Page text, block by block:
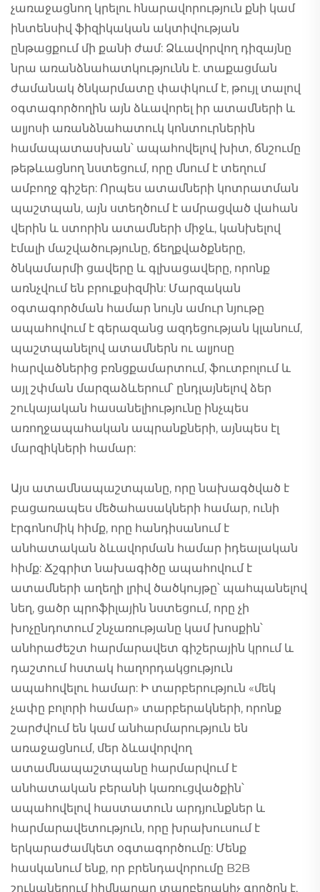
չառաջացնող կրելու հնարավորություն քնի կամ
ինտենսիվ ֆիզիկական ակտիվության
ընթացքում մի քանի ժամ: Ձևավորվող դիզայնը
նրա առանձնահատկությունն է. տաքացման
ժամանակ ծնկարմատը փափկում է, թույլ տալով
օգտագործողին այն ձևավորել իր ատամների և
ալյոսի առանձնահատուկ կոնտուրներին
համապատասխան՝ ապահովելով խիտ, ճնշումը
թեթևացնող նստեցում, որը մնում է տեղում
ամբողջ գիշեր: Որպես ատամների կոտրատման
պաշտպան, այն ստեղծում է ամրացված վահան
վերին և ստորին ատամների միջև, կանխելով
էմալի մաշվածությունը, ճեղքվածքները,
ծնկամարմի ցավերը և գլխացավերը, որոնք
առնչվում են բրուքսիզմին: Մարզական
օգտագործման համար նույն ամուր նյութը
ապահովում է գերազանց ազդեցության կլանում,
պաշտպանելով ատամներն ու ալյոսը
հարվածներից բռնցքամարտում, ֆուտբոլում և
այլ շփման մարզաձևերում՝ ընդլայնելով ձեր
շուկայական հասանելիությունը ինչպես
առողջապահական ապրանքների, այնպես էլ
մարզիկների համար:
Այս ատամնապաշտպանը, որը նախագծված է
բացառապես մեծահասակների համար, ունի
էրգոնոմիկ հիմք, որը հանդիսանում է
անհատական ձևավորման համար իդեալական
հիմք: Ճշգրիտ նախագիծը ապահովում է
ատամների աղեղի լրիվ ծածկույթը՝ պահպանելով
նեղ, ցածր պրոֆիլային նստեցում, որը չի
խոչընդոտում շնչառությանը կամ խոսքին՝
անհրաժեշտ հարմարավետ գիշերային կրում և
դաշտում հստակ հաղորդակցություն
ապահովելու համար: Ի տարբերություն «մեկ
չափը բոլորի համար» տարբերակների, որոնք
շարժվում են կամ անհարմարություն են
առաջացնում, մեր ձևավորվող
ատամնապաշտպանը հարմարվում է
անհատական բերանի կառուցվածքին՝
ապահովելով հաստատուն արդյունքներ և
հարմարավետություն, որը խրախուսում է
երկարաժամկետ օգտագործումը: Մենք
հասկանում ենք, որ բրենդավորումը B2B
շուկաներում հիմնարար տարբերակիչ գործոն է,